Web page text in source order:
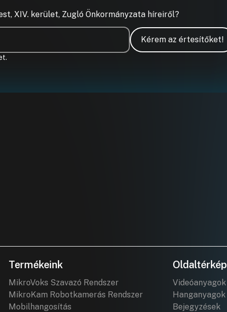
XIV. kerület, Zugló Önkormányzata híreiről?
Kérem az értesítőket!
Termékeink
MikroVoks Szavazó Rendszer
MikroKam Robotkamerás Rendszer
Mobilhangosítás
Oldaltérkép
Videóanyagok
Hanganyagok
Bejegyzések